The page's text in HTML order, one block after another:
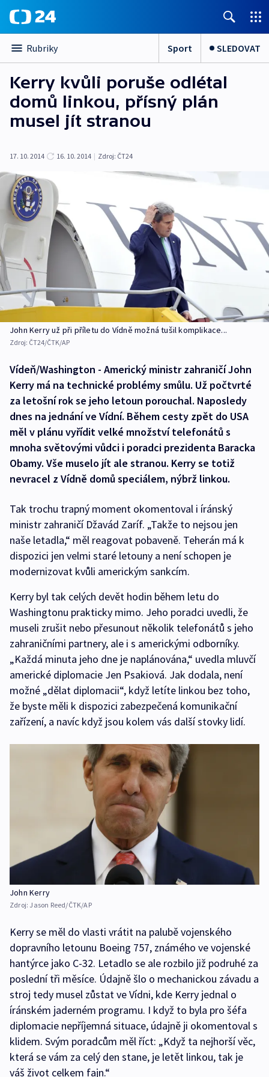
Rubriky Sport SLEDOVAT
Kerry kvůli poruše odlétal
domů linkou, přísný plán
musel jít stranou
17. 10. 2014 16. 10. 2014 | Zdroj: ČT24
John Kerry už při příletu do Vídně možná tušil komplikace...
Zdroj: ČT24/ČTK/AP
Vídeň/Washington - Americký ministr zahraničí John
Kerry má na technické problémy smůlu. Už počtvrté
za letošní rok se jeho letoun porouchal. Naposledy
dnes na jednání ve Vídní. Během cesty zpět do USA
měl v plánu vyřídit velké množství telefonátů s
mnoha světovými vůdci i poradci prezidenta Baracka
Obamy. Vše muselo jít ale stranou. Kerry se totiž
nevracel z Vídně domů speciálem, nýbrž linkou.
Tak trochu trapný moment okomentoval i íránský
ministr zahraničí Džavád Zaríf. „Takže to nejsou jen
naše letadla,“ měl reagovat pobaveně. Teherán má k
dispozici jen velmi staré letouny a není schopen je
modernizovat kvůli americkým sankcím.
Kerry byl tak celých devět hodin během letu do
Washingtonu prakticky mimo. Jeho poradci uvedli, že
museli zrušit nebo přesunout několik telefonátů s jeho
zahraničními partnery, ale i s americkými odborníky.
„Každá minuta jeho dne je naplánována,“ uvedla mluvčí
americké diplomacie Jen Psakiová. Jak dodala, není
možné „dělat diplomacii“, když letíte linkou bez toho,
že byste měli k dispozici zabezpečená komunikační
zařízení, a navíc když jsou kolem vás další stovky lidí.
John Kerry
Zdroj: Jason Reed/ČTK/AP
Kerry se měl do vlasti vrátit na palubě vojenského
dopravního letounu Boeing 757, známého ve vojenské
hantýrce jako C-32. Letadlo se ale rozbilo již podruhé za
poslední tři měsíce. Údajně šlo o mechanickou závadu a
stroj tedy musel zůstat ve Vídni, kde Kerry jednal o
íránském jaderném programu. I když to byla pro šéfa
diplomacie nepříjemná situace, údajně ji okomentoval s
klidem. Svým poradcům měl říct: „Když ta nejhorší věc,
která se vám za celý den stane, je letět linkou, tak je
váš život celkem fajn.“